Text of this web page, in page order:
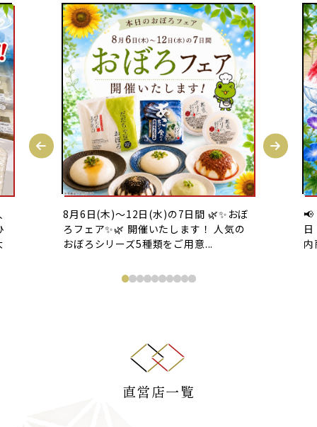
8月6日(木)〜12日(水)の7日間 🌿✨おぼ
ろフェア✨🌿 開催いたします！ 人気の
おぼろシリーズ5種類をご用意...
📢
直営店一覧